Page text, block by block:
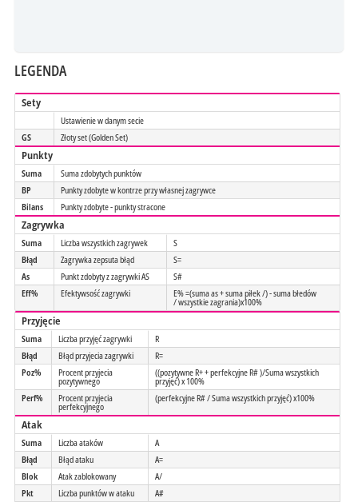
LEGENDA
Sety
Ustawienie w danym secie
GS
Złoty set (Golden Set)
Punkty
Suma
Suma zdobytych punktów
BP
Punkty zdobyte w kontrze przy własnej zagrywce
Bilans
Punkty zdobyte - punkty stracone
Zagrywka
Suma Liczba wszystkich zagrywek
S
Błąd
Zagrywka zepsuta błąd
S=
As
Punkt zdobyty z zagrywki AS
S#
Eff%
Efektywsość zagrywki E% =(suma as + suma piłek /) - suma błedów
/ wszystkie zagrania)x100%
Przyjęcie
Suma Liczba przyjęć zagrywki
R
Błąd
Błąd przyjecia zagrywki
R=
Poz%
Procent przyjecia
pozytywnego
((pozytywne R+ + perfekcyjne R# )/Suma wszystkich
przyjęć) x 100%
Perf%
Procent przyjecia
perfekcyjnego
(perfekcyjne R# / Suma wszystkich przyjęć) x100%
Atak
Suma Liczba ataków
A
Błąd
Błąd ataku
A=
Blok
Atak zablokowany
A/
Pkt
Liczba punktów w ataku
A#